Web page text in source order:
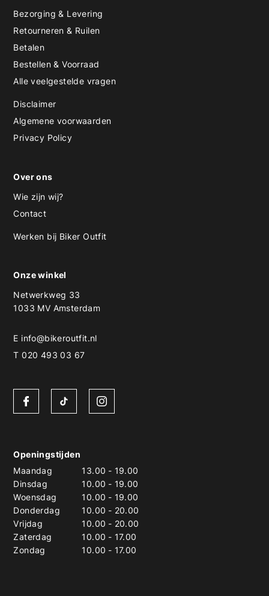
Bezorging & Levering
Retourneren & Ruilen
Betalen
Bestellen & Voorraad
Alle veelgestelde vragen
Disclaimer
Algemene voorwaarden
Privacy Policy
Over ons
Wie zijn wij?
Contact
Werken bij Biker Outfit
Onze winkel
Netwerkweg 33
1033 MV Amsterdam
E info@bikeroutfit.nl
T 020 493 03 67
Openingstijden
Maandag
13.00 - 19.00
Dinsdag
10.00 - 19.00
Woensdag
10.00 - 19.00
Donderdag
10.00 - 20.00
Vrijdag
10.00 - 20.00
Zaterdag
10.00 - 17.00
Zondag
10.00 - 17.00